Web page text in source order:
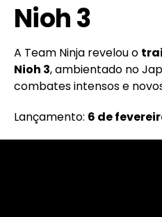
Nioh 3
A Team Ninja revelou o
Nioh 3, ambientado no
combates intensos e
Lançamento: 6 de